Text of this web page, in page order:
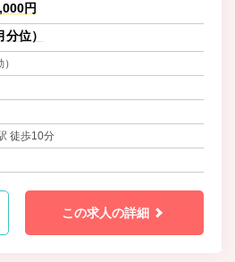
円
位）
徒歩10分
この求人の詳細